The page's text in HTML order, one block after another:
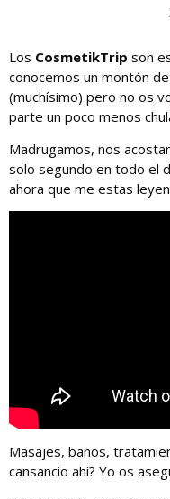
Los CosmetikTrip son
conocemos un montón
(muchísimo) pero no os
parte un poco menos
Madrugamos, nos
solo segundo en todo el
ahora que me estas
Masajes, baños,
cansancio ahí? Yo os